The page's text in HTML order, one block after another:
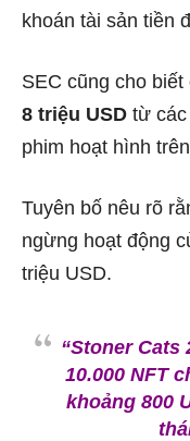
khoán tài sản tiền
SEC cũng cho
8 triệu USD từ
phim hoạt hình
Tuyên bố nêu rõ
ngừng hoạt động
triệu USD.
“Stoner Cats
10.000 NFT
khoảng 800